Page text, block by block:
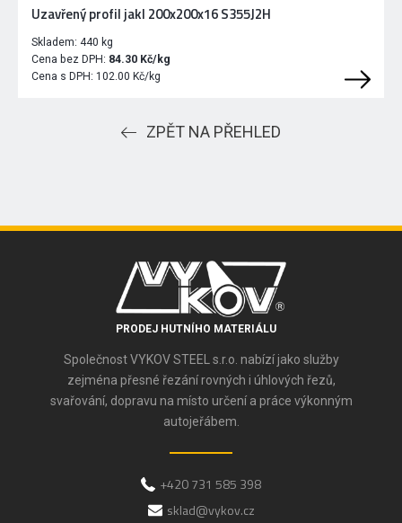
Uzavřený profil jakl 200x200x16 S355J2H
Skladem: 440 kg
Cena bez DPH: 84.30 Kč/kg
Cena s DPH: 102.00 Kč/kg
ZPĚT NA PŘEHLED
PRODEJ HUTNÍHO MATERIÁLU
Společnost VYKOV STEEL s.r.o. nabízí jako služby
zejména přesné řezání rovných i úhlových řezů,
svařování, dopravu na místo určení a práce výkonným
autojeřábem.
+420 731 585 398
sklad@vykov.cz